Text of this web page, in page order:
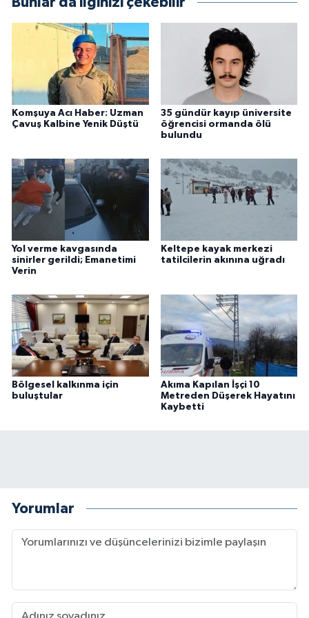
Komşuya Acı Haber: Uzman
Çavuş Kalbine Yenik Düştü
35 gündür kayıp üniversite
öğrencisi ormanda ölü
bulundu
Yol verme kavgasında
sinirler gerildi; Emanetimi
Verin
Keltepe kayak merkezi
tatilcilerin akınına uğradı
Bölgesel kalkınma için
buluştular
Akıma Kapılan İşçi 10
Metreden Düşerek Hayatını
Kaybetti
Yorumlar